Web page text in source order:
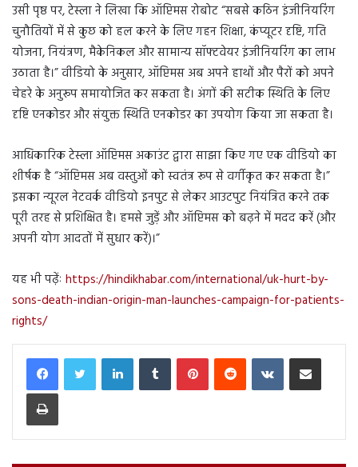
उसी पृष्ठ पर, टेस्ला ने लिखा कि ऑप्टिमस रोबोट “सबसे कठिन इंजीनियरिंग
चुनौतियों में से कुछ को हल करने के लिए गहन शिक्षा, कंप्यूटर दृष्टि, गति
योजना, नियंत्रण, मैकेनिकल और सामान्य सॉफ्टवेयर इंजीनियरिंग का लाभ
उठाता है।” वीडियो के अनुसार, ऑप्टिमस अब अपने हाथों और पैरों को अपने
चेहरे के अनुरूप समायोजित कर सकता है। अंगों की सटीक स्थिति के लिए
दृष्टि एनकोडर और संयुक्त स्थिति एनकोडर का उपयोग किया जा सकता है।
आधिकारिक टेस्ला ऑप्टिमस अकाउंट द्वारा साझा किए गए एक वीडियो का
शीर्षक है “ऑप्टिमस अब वस्तुओं को स्वतंत्र रूप से वर्गीकृत कर सकता है।”
इसका न्यूरल नेटवर्क वीडियो इनपुट से लेकर आउटपुट नियंत्रित करने तक
पूरी तरह से प्रशिक्षित है। हमसे जुड़ें और ऑप्टिमस को बढ़ने में मदद करें (और
अपनी योग आदतों में सुधार करें)।”
यह भी पढ़ेंः https://hindikhabar.com/international/uk-hurt-by-
sons-death-indian-origin-man-launches-campaign-for-patients-
rights/
LinkedInTumblr PinterestReddit VKontakteShare via Email
Print